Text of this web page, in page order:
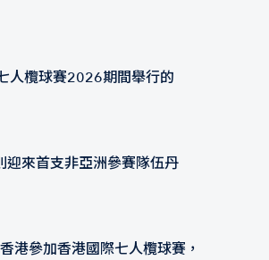
人欖球賽2026期間舉行的
來首支非亞洲參賽隊伍丹
港參加香港國際七人欖球賽，